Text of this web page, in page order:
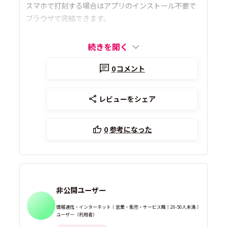
スマホで打刻する場合はアプリのインストール不要で
ブラウザで完結できます。
続きを開く
0コメント
レビューをシェア
0参考になった
非公開ユーザー
情報通信・インターネット｜営業・販売・サービス職｜20-50人未満｜
ユーザー（利用者）